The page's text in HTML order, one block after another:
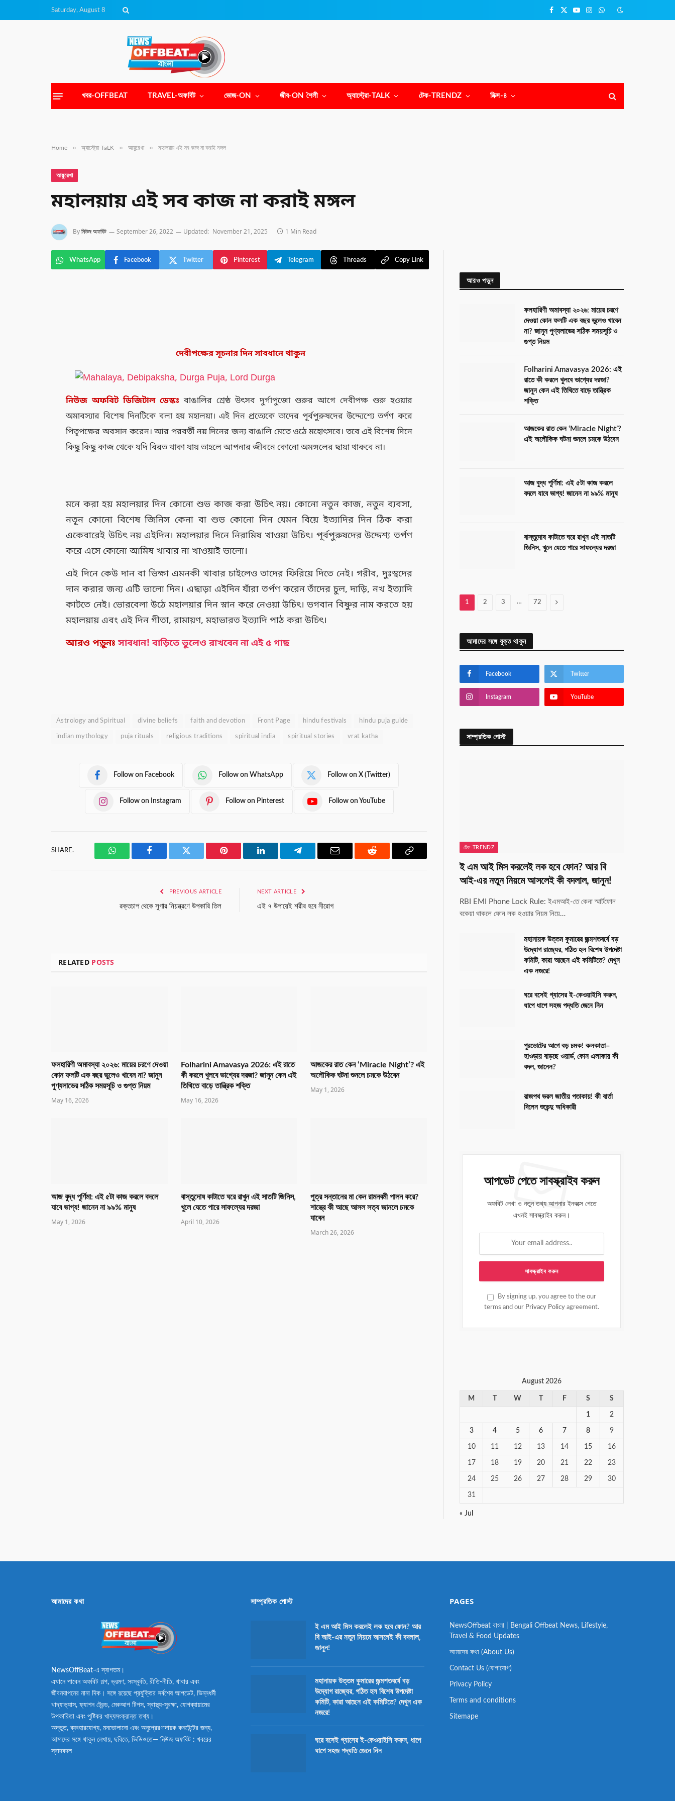
Saturday, August 8
Facebook
X
YouTubeInstagram
WhatsApp
খবর-OFFBEAT TRAVEL-অফবিট ভোজ-ON জীব-ON শৈলী অ্যাস্ট্রো-TALK টেক-TRENDZ মিক্স-৪
Home » অ্যাস্ট্রো-TaLK » আয়ুরেখা » মহালয়ায় এই সব কাজ না করাই মঙ্গল
আয়ুরেখা
মহালয়ায় এই সব কাজ না করাই মঙ্গল
Byনিউজ অফবিট September 26, 2022 Updated: November 21, 2025 1 Min Read
WhatsApp Facebook Twitter Pinterest Telegram Threads Copy Link
দেবীপক্ষের সূচনার দিন সাবধানে থাকুন
নিউজ অফবিট ডিজিটাল ডেস্কঃবাঙালির শ্রেষ্ঠ উৎসব দুর্গাপুজো শুরুর আগে দেবীপক্ষ শুরু হওয়ার
অমাবস্যার বিশেষ দিনটিকে বলা হয় মহালয়া। এই দিন প্রত্যেকে তাদের পূর্বপুরুষদের উদ্দ্যেশ্যে তর্পণ করে
পিতৃপক্ষের অবসান করেন। আর পরবর্তী নয় দিনের জন্য বাঙালি মেতে ওঠে মহোৎসবে। তবে এই বিশেষ দিনে
কিছু কিছু কাজ থেকে যদি বিরত থাকা যায় তাহলে আপনার জীবনে কোনো অমঙ্গলের ছায়া থাকবে না।
মনে করা হয় মহালয়ার দিন কোনো শুভ কাজ করা উচিৎ নয়। কোনো নতুন কাজ, নতুন ব্যবসা,
নতূন কোনো বিশেষ জিনিস কেনা বা শুভ কোনো দিন যেমন বিয়ে ইত্যাদির দিন ঠিক করা
একেবারেই উচিৎ নয় এইদিন। মহালয়ার দিনে নিরামিষ খাওয়া উচিৎ। পূর্বপুরুষদের উদ্দেশ্য তর্পণ
করে এসে কোনো আমিষ খাবার না খাওয়াই ভালো।
এই দিনে কেউ দান বা ভিক্ষা এমনকী খাবার চাইলেও তাদের ফিরিয়ে দিতে নেই। গরীব, দুঃস্থদের
দান করার জন্য এটি ভালো দিন। এছাড়া এইদিন যাঁরা তর্পণ করেন তাঁদের চুল, দাড়ি, নখ ইত্যাদি
কাটতে নেই। ভোরবেলা উঠে মহালয়ার দিন স্নান করে নেওয়া উচিৎ। ভগবান বিষ্ণুর নাম করতে হয়
মহালয়ায় এবং এই দিন গীতা, রামায়ণ, মহাভারত ইত্যাদি পাঠ করা উচিৎ।
আরও পড়ুনঃ সাবধান! বাড়িতে ভুলেও রাখবেন না এই ৫ গাছ
Astrology and Spiritual divine beliefs faith and devotion Front Page hindu festivals hindu puja guide
indian mythology puja rituals religious traditions spiritual india spiritual stories vrat katha
Follow on Facebook Follow on WhatsApp Follow on X (Twitter)
Follow on Instagram Follow on Pinterest Follow on YouTube
SHARE.
WhatsAppFacebook Twitter Pinterest LinkedIn Telegram Email Reddit
Copy
PREVIOUS ARTICLE
রক্তচাপ থেকে সুগার নিয়ন্ত্রণে উপকারি তিল
NEXT ARTICLE
এই ৭ উপায়েই শরীর হবে নীরোগ
RELATED POSTS
ফলহারিণী অমাবস্যা ২০২৬: মায়ের চরণে দেওয়া
কোন ফলটি এক বছর ভুলেও খাবেন না? জানুন
পুণ্যলাভের সঠিক সময়সূচি ও গুপ্ত নিয়ম
May 16, 2026
Folharini Amavasya 2026: এই রাতে
কী করলে খুলবে ভাগ্যের দরজা? জানুন কেন এই
তিথিতে বাড়ে তান্ত্রিক শক্তি
May 16, 2026
আজকের রাত কেন ‘Miracle Night’? এই
অলৌকিক ঘটনা শুনলে চমকে উঠবেন
May 1, 2026
আজ বুদ্ধ পূর্ণিমা: এই ৫টা কাজ করলে বদলে
যাবে ভাগ্য! জানেন না ৯৯% মানুষ
May 1, 2026
বাস্তুদোষ কাটাতে ঘরে রাখুন এই সাতটি জিনিস,
খুলে যেতে পারে সাফল্যের দরজা
April 10, 2026
পুত্র সন্তানের মা কেন রামনবমী পালন করে?
শাস্ত্রে কী আছে আসল সত্য জানলে চমকে
যাবেন
March 26, 2026
আরও পড়ুন
ফলহারিণী অমাবস্যা ২০২৬: মায়ের চরণে
দেওয়া কোন ফলটি এক বছর ভুলেও খাবেন
না? জানুন পুণ্যলাভের সঠিক সময়সূচি ও
গুপ্ত নিয়ম
Folharini Amavasya 2026: এই
রাতে কী করলে খুলবে ভাগ্যের দরজা?
জানুন কেন এই তিথিতে বাড়ে তান্ত্রিক
শক্তি
আজকের রাত কেন ‘Miracle Night’?
এই অলৌকিক ঘটনা শুনলে চমকে উঠবেন
আজ বুদ্ধ পূর্ণিমা: এই ৫টা কাজ করলে
বদলে যাবে ভাগ্য! জানেন না ৯৯% মানুষ
বাস্তুদোষ কাটাতে ঘরে রাখুন এই সাতটি
জিনিস, খুলে যেতে পারে সাফল্যের দরজা
1 2 3 … 72 Next
আমাদের সঙ্গে যুক্ত থাকুন
Facebook Twitter
Instagram YouTube
সাম্প্রতিক পোস্ট
টেক-TRENDZ
ই এম আই মিস করলেই লক হবে ফোন? আর বি
আই-এর নতুন নিয়মে আসলেই কী বদলাল, জানুন!
RBI EMI Phone Lock Rule: ইএমআই-তে কেনা স্মার্টফোন
বকেয়া থাকলে ফোন লক হওয়ার নিয়ম নিয়ে…
মহানায়ক উত্তম কুমারের জন্মশতবর্ষে বড়
উদ্যোগ রাজ্যের, গঠিত হল বিশেষ উপদেষ্টা
কমিটি, কারা আছেন এই কমিটিতে? দেখুন
এক নজরে!
ঘরে বসেই গ্যাসের ই-কেওয়াইসি করুন,
ধাপে ধাপে সহজ পদ্ধতি জেনে নিন
পুরভোটের আগে বড় চমক! কলকাতা–
হাওড়ায় বাড়ছে ওয়ার্ড, কোন এলাকায় কী
বদল, জানেন?
রাজপথ ভরল জাতীয় পতাকায়! কী বার্তা
দিলেন শুভেন্দু অধিকারী
আপডেট পেতে সাবস্ক্রাইব করুন
অফবিট লেখা ও নতুন তথ্য আপনার ইনবক্সে পেতে
এখনই সাবস্ক্রাইব করুন।
By signing up, you agree to the our
terms and our Privacy Policy agreement.
August 2026
M W F S S
1 2
3 4 5 6 7 8 9
10 11 12 13 14 15 16
17 18 19 20 21 22 23
24 25 26 27 28 29 30
31
« Jul
আমাদের কথা
NewsOffBeat-এ স্বাগতম।
এখানে পাবেন অফবিট গল্প, ভ্রমণ, সংস্কৃতি, রীতি-নীতি, খাবার এবং
জীবনযাপনের নানা দিক। সঙ্গে রয়েছে প্রযুক্তির সর্বশেষ আপডেট, ভিন্নধর্মী
খাদ্যাভ্যাস, ফ্যাশন ট্রেন্ড, মেকআপ টিপস, স্বাস্থ্য-সুরক্ষা, যোগব্যায়ামের
উপকারিতা এবং পুষ্টিকর খাদ্যসংক্রান্ত তথ্য।
অদ্ভুত, ব্যবহারযোগ্য, মনভোলানো এবং অনুপ্রেরণাদায়ক কনটেন্টের জন্য,
আমাদের সঙ্গে থাকুন লেখায়, ছবিতে, ভিডিওতে— নিউজ অফবিট : খবরের
স্বাদবদল
সাম্প্রতিক পোস্ট
ই এম আই মিস করলেই লক হবে ফোন? আর
বি আই-এর নতুন নিয়মে আসলেই কী বদলাল,
জানুন!
মহানায়ক উত্তম কুমারের জন্মশতবর্ষে বড়
উদ্যোগ রাজ্যের, গঠিত হল বিশেষ উপদেষ্টা
কমিটি, কারা আছেন এই কমিটিতে? দেখুন এক
নজরে!
ঘরে বসেই গ্যাসের ই-কেওয়াইসি করুন, ধাপে
ধাপে সহজ পদ্ধতি জেনে নিন
PAGES
NewsOffbeat বাংলা | Bengali Offbeat News, Lifestyle,
Travel & Food Updates
আমাদের কথা (About Us)
Contact Us (যোগাযোগ)
Privacy Policy
Terms and conditions
Sitemape